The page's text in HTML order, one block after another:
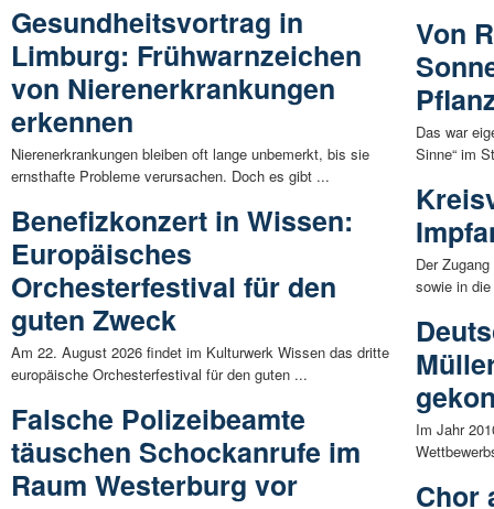
Gesundheitsvortrag in
Limburg: Frühwarnzeichen
von Nierenerkrankungen
erkennen
Nierenerkrankungen bleiben oft lange unbemerkt, bis sie
ernsthafte Probleme verursachen. Doch es gibt ...
Benefizkonzert in Wissen:
Europäisches
Orchesterfestival für den
guten Zweck
Am 22. August 2026 findet im Kulturwerk Wissen das dritte
europäische Orchesterfestival für den guten ...
Falsche Polizeibeamte
täuschen Schockanrufe im
Raum Westerburg vor
Von
Das war
Sinne“ im
Der
sowie in
Im Jahr
Chor